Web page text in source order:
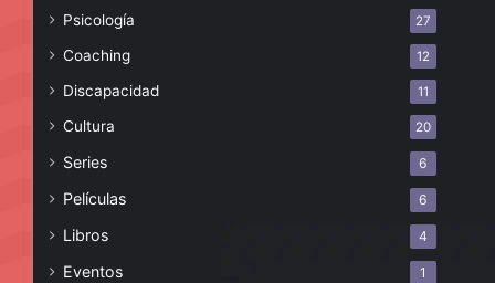
Psicología 27
Coaching 12
Discapacidad 11
Cultura 20
Series 6
Películas 6
Libros 4
Eventos 1